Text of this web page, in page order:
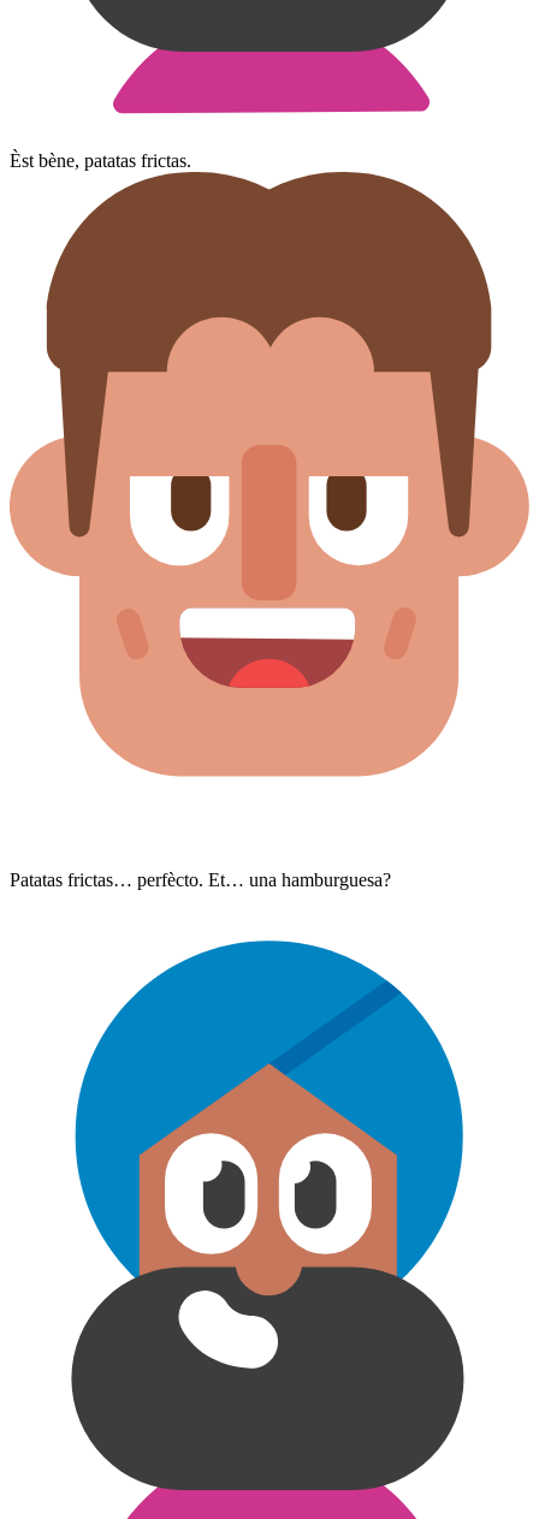
Èst bène, patatas frictas.
Patatas frictas… perfècto. Et… una hamburguesa?